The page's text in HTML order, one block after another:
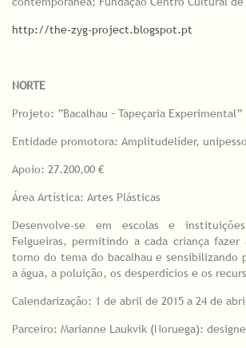
http://the-zyg-project.blogspot.pt
NORTE
Projeto: “Bacalhau – Tapeçaria Experimental”
Entidade promotora: Amplitudelíder,
Apoio: 27.200,00 €
Área Artística: Artes Plásticas
Desenvolve-se em escolas e
Felgueiras, permitindo a cada criança fazer
torno do tema do bacalhau e sensibilizando
a água, a poluição, os desperdícios e os
Calendarização: 1 de abril de 2015 a 24 de
Parceiro: Marianne Laukvik (Noruega):